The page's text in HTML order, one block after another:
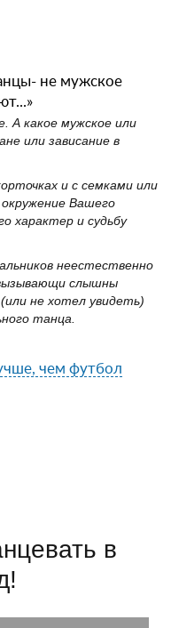
не мужское
А какое мужское или
или зависание в
и с семками или
Вашего
характер и судьбу
неестественно
слышны
не хотел увидеть)
танца.
чем футбол
в